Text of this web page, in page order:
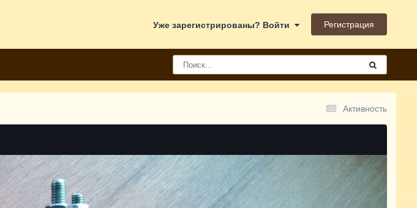
Уже зарегистрированы? Войти Регистрация
Активность